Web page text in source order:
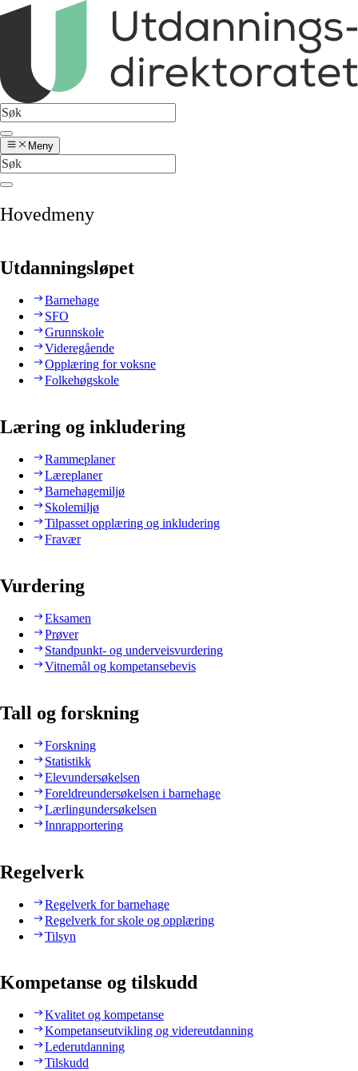
Meny
Hovedmeny
Utdanningsløpet
Barnehage
SFO
Grunnskole
Videregående
Opplæring for voksne
Folkehøgskole
Læring og inkludering
Rammeplaner
Læreplaner
Barnehagemiljø
Skolemiljø
Tilpasset opplæring og inkludering
Fravær
Vurdering
Eksamen
Prøver
Standpunkt- og underveisvurdering
Vitnemål og kompetansebevis
Tall og forskning
Forskning
Statistikk
Elevundersøkelsen
Foreldreundersøkelsen i barnehage
Lærlingundersøkelsen
Innrapportering
Regelverk
Regelverk for barnehage
Regelverk for skole og opplæring
Tilsyn
Kompetanse og tilskudd
Kvalitet og kompetanse
Kompetanseutvikling og videreutdanning
Lederutdanning
Tilskudd